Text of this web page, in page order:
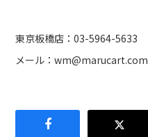
東京板橋店：03-5964-5633
メール：wm@marucart.com